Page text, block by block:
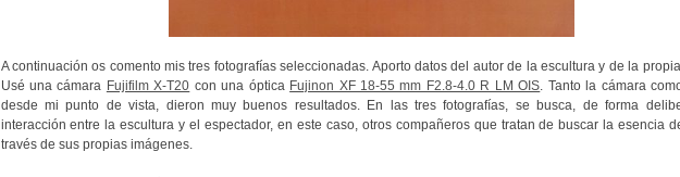
A continuación os comento mis tres fotografías seleccionadas. Aporto datos del autor de la escultura y de la
Usé una cámara Fujifilm X-T20 con una óptica Fujinon XF 18-55 mm F2.8-4.0 R LM OIS. Tanto la cámara
desde mi punto de vista, dieron muy buenos resultados. En las tres fotografías, se busca, de forma
interacción entre la escultura y el espectador, en este caso, otros compañeros que tratan de buscar la esencia
través de sus propias imágenes.